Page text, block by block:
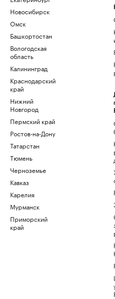
Новосибирск
Омск
Башкортостан
Вологодская
область
Калининград
Краснодарский
край
Нижний
Новгород
Пермский край
Ростов-на-Дону
Татарстан
Тюмень
Черноземье
Кавказ
Карелия
Мурманск
Приморский
край